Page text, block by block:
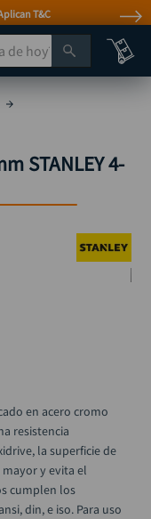
T&C
STANLEY 4-
en acero cromo
resistencia
la superficie de
y evita el
cumplen los
din, e iso. Para uso